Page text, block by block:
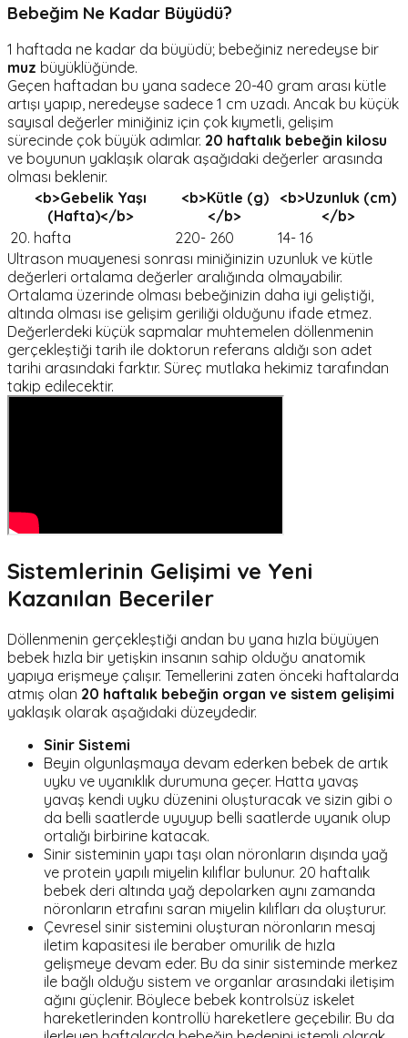
Bebeğim Ne Kadar Büyüdü?
1 haftada ne kadar da büyüdü; bebeğiniz neredeyse bir
muz büyüklüğünde.
Geçen haftadan bu yana sadece 20-40 gram arası kütle
artışı yapıp, neredeyse sadece 1 cm uzadı. Ancak bu küçük
sayısal değerler miniğiniz için çok kıymetli, gelişim
sürecinde çok büyük adımlar. 20 haftalık bebeğin kilosu
ve boyunun yaklaşık olarak aşağıdaki değerler arasında
olması beklenir.
<b>Gebelik Yaşı
(Hafta)</b>
<b>Kütle (g)
</b>
<b>Uzunluk (cm)
</b>
20. hafta
220- 260
14- 16
Ultrason muayenesi sonrası miniğinizin uzunluk ve kütle
değerleri ortalama değerler aralığında olmayabilir.
Ortalama üzerinde olması bebeğinizin daha iyi geliştiği,
altında olması ise gelişim geriliği olduğunu ifade etmez.
Değerlerdeki küçük sapmalar muhtemelen döllenmenin
gerçekleştiği tarih ile doktorun referans aldığı son adet
tarihi arasındaki farktır. Süreç mutlaka hekimiz tarafından
takip edilecektir.
Sistemlerinin Gelişimi ve Yeni
Kazanılan Beceriler
Döllenmenin gerçekleştiği andan bu yana hızla büyüyen
bebek hızla bir yetişkin insanın sahip olduğu anatomik
yapıya erişmeye çalışır. Temellerini zaten önceki haftalarda
atmış olan 20 haftalık bebeğin organ ve sistem gelişimi
yaklaşık olarak aşağıdaki düzeydedir.
Sinir Sistemi
Beyin olgunlaşmaya devam ederken bebek de artık
uyku ve uyanıklık durumuna geçer. Hatta yavaş
yavaş kendi uyku düzenini oluşturacak ve sizin gibi o
da belli saatlerde uyuyup belli saatlerde uyanık olup
ortalığı birbirine katacak.
Sinir sisteminin yapı taşı olan nöronların dışında yağ
ve protein yapılı miyelin kılıflar bulunur. 20 haftalık
bebek deri altında yağ depolarken aynı zamanda
nöronların etrafını saran miyelin kılıfları da oluşturur.
Çevresel sinir sistemini oluşturan nöronların mesaj
iletim kapasitesi ile beraber omurilik de hızla
gelişmeye devam eder. Bu da sinir sisteminde merkez
ile bağlı olduğu sistem ve organlar arasındaki iletişim
ağını güçlenir. Böylece bebek kontrolsüz iskelet
hareketlerinden kontrollü hareketlere geçebilir. Bu da